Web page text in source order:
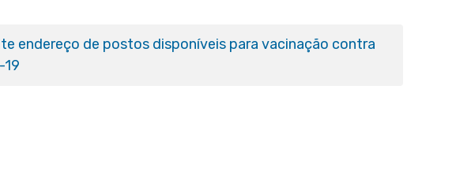
endereço de postos disponíveis para vacinação contra
19